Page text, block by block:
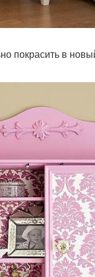
покрасить в